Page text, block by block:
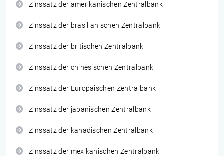
Zinssatz der amerikanischen Zentralbank
Zinssatz der brasilianischen Zentralbank
Zinssatz der britischen Zentralbank
Zinssatz der chinesischen Zentralbank
Zinssatz der Europäischen Zentralbank
Zinssatz der japanischen Zentralbank
Zinssatz der kanadischen Zentralbank
Zinssatz der mexikanischen Zentralbank